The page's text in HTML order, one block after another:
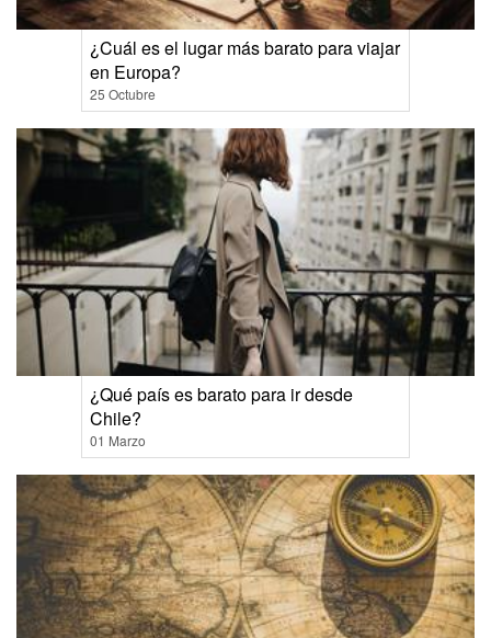
¿Cuál es el lugar más barato para viajar
en Europa?
25 Octubre
¿Qué país es barato para ir desde
Chile?
01 Marzo